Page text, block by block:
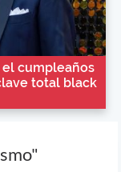
el cumpleaños
total black